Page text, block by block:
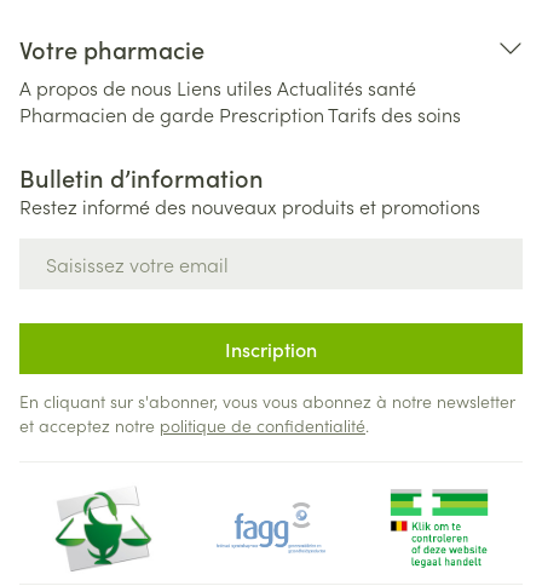
Votre pharmacie
A propos de nous Liens utiles Actualités santé
Pharmacien de garde PrescriptionTarifs des soins
Bulletin d’information
Restez informé des nouveaux produits et promotions
Inscription
En cliquant sur s'abonner, vous vous abonnez à notre newsletter
et acceptez notre politique de confidentialité.